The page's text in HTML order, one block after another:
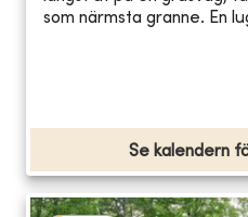
som närmsta granne. En
Se kalendern